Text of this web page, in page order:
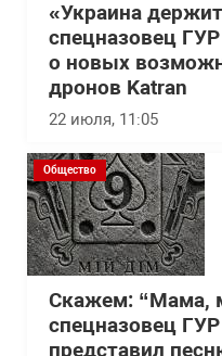
«Украина
спецназовец
о новых
дронов Katran
22 июля, 11:05
Общество
Скажем: “Мама,
спецназовец
представил